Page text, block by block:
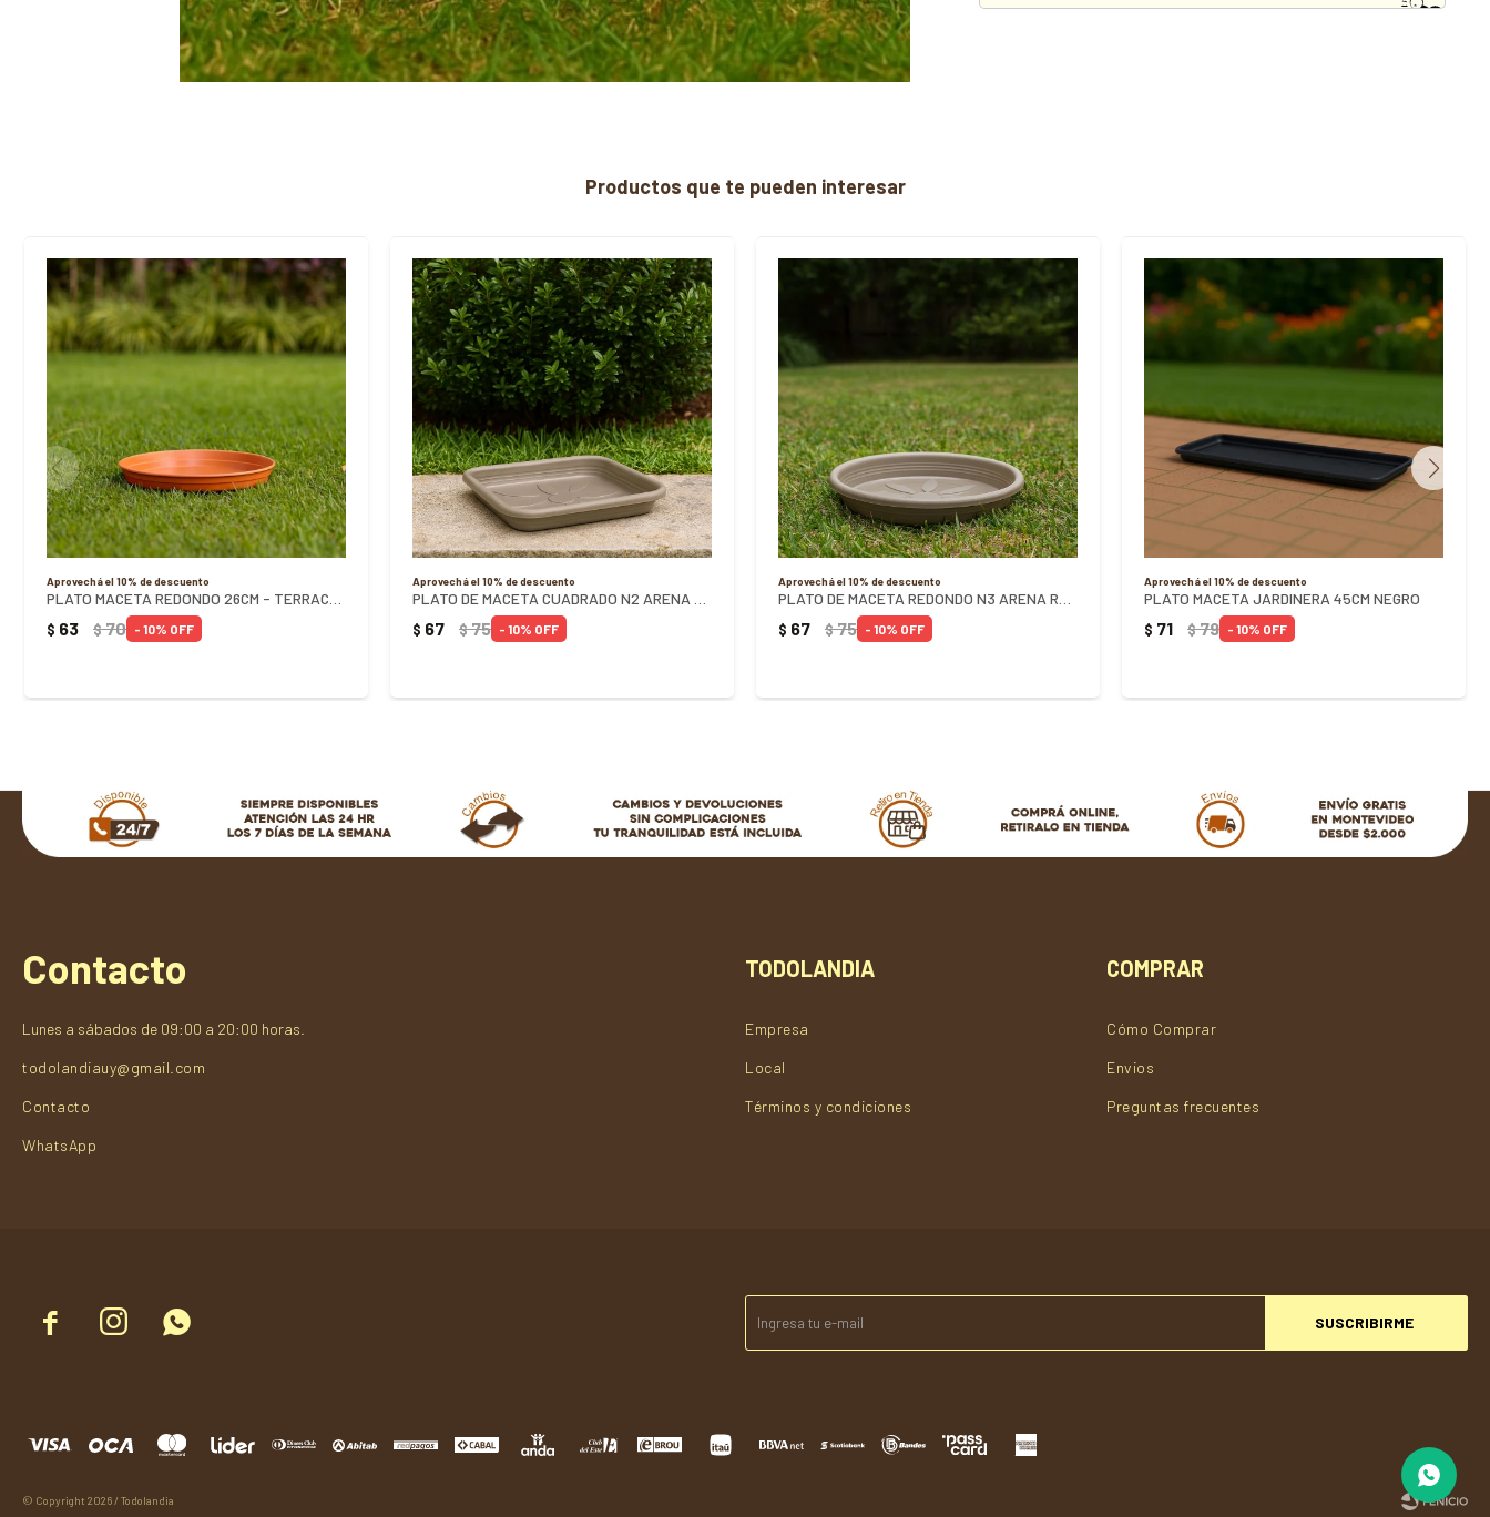
Productos que te pueden interesar
Aprovechá el 10% de descuento
$ 63 $70 10
Aprovechá el 10% de descuento
$ 67 $75 10
Aprovechá el 10% de descuento
$ 67 $75 10
Aprovechá el 10% de descuento
PLATO MACETA JARDINERA 45CM NEGRO
$ 71 $79 10
   SUSCRIBIRME
Contacto
Lunes a sábados de 09:00 a 20:00 horas.
todolandiauy@gmail.com
Contacto
WhatsApp
TODOLANDIA
Empresa
Local
Términos y condiciones
COMPRAR
Cómo Comprar
Envios
Preguntas frecuentes
© Copyright 2026 / Todolandia